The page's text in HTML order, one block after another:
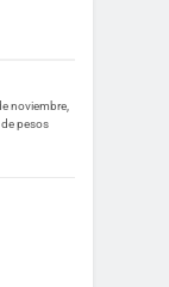
noviembre,
pesos